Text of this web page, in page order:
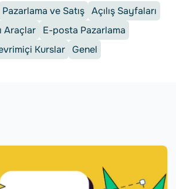
Pazarlama ve Satış Açılış Sayfaları
Araçlar
E-posta Pazarlama
Kurslar Genel